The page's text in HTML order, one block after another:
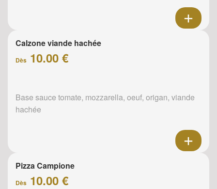
Calzone viande hachée
Dès 10.00 €
Base sauce tomate, mozzarella, oeuf, origan, viande
hachée
Pizza Campione
Dès 10.00 €